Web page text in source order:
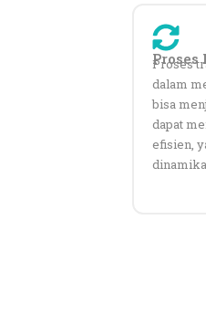
Proses
Proses
dalam
bisa
dapat
efisien,